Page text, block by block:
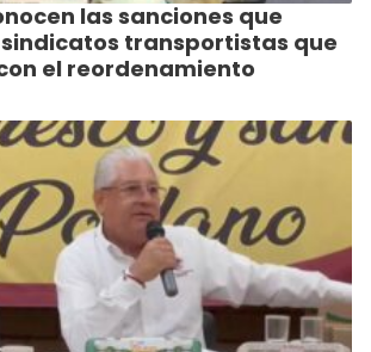
las sanciones que
transportistas que
el reordenamiento